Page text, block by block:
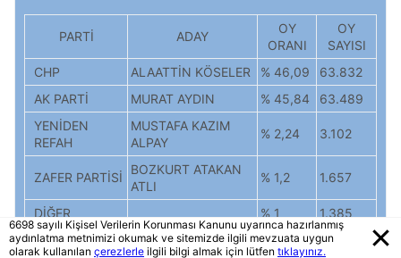
PARTİ ADAY
OY
ORANI
OY
SAYISI
CHP
ALAATTİN KÖSELER % 46,09
63.832
AK PARTİ
MURAT AYDIN % 45,84
63.489
YENİDEN
REFAH
MUSTAFA KAZIM
ALPAY
% 2,24 3.102
ZAFER PARTİSİ
BOZKURT ATAKAN
ATLI
% 1,2 1.657
DİĞER % 1 1.385
İYİ PARTİ
TUBA ALAYLI
% 1 1.384
6698 sayılı Kişisel Verilerin Korunması Kanunu uyarınca hazırlanmış
aydınlatma metnimizi okumak ve sitemizde ilgili mevzuata uygun
olarak kullanılan çerezlerle ilgili bilgi almak için lütfen tıklayınız.